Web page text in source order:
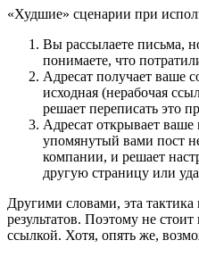
«Худшие» сценарии при
Вы рассылаете письма,
понимаете, что
Адресат получает ваше
исходная (нерабочая
решает переписать это
Адресат открывает
упомянутый вами пост
компании, и решает
другую страницу или
Другими словами, эта
результатов. Поэтому не
ссылкой. Хотя, опять же,